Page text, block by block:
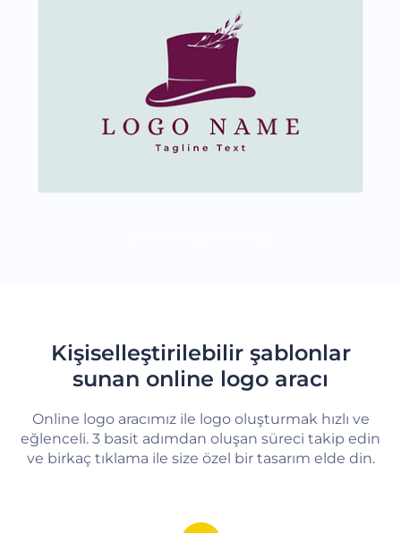
Kişiselleştirilebilir şablonlar
sunan online logo aracı
Online logo aracımız ile logo oluşturmak hızlı ve
eğlenceli. 3 basit adımdan oluşan süreci takip edin
ve birkaç tıklama ile size özel bir tasarım elde din.